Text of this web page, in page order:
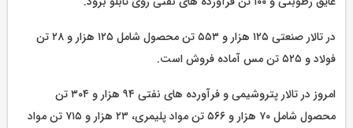
در تالار صنعتی ۱۲۵ هزار و ۵۵۳ تن محصول شامل ۱۲۵ هزار و ۲۸ تن
فولاد و ۵۲۵ تن مس آماده فروش است.
امروز در تالار پتروشیمی و فرآورده های نفتی ۹۴ هزار و ۳۰۴ تن
محصول شامل ۷۰ هزار و ۵۶۶ تن مواد پلیمری، ۲۳ هزار و ۷۱۵ تن مواد